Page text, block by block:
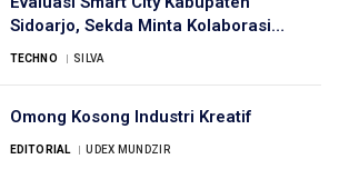
Sidoarjo, Sekda Minta Kolaborasi
Hexahelix
TECHNO SILVA
Omong Kosong Industri Kreatif
EDITORIAL UDEX MUNDZIR